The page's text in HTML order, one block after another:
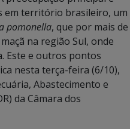
em território brasileiro, um
pomonella, que por mais de
na região Sul, onde
Este e outros pontos
nesta terça-feira (6/10),
Abastecimento e
da Câmara dos